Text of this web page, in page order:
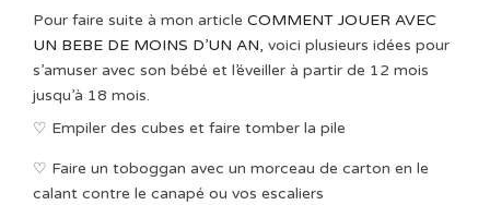
Pour faire suite à mon article COMMENT JOUER AVEC
UN BEBE DE MOINS D’UN AN, voici plusieurs idées pour
s’amuser avec son bébé et l’éveiller à partir de 12 mois
jusqu’à 18 mois.
♡ Empiler des cubes et faire tomber la pile
♡ Faire un toboggan avec un morceau de carton en le
calant contre le canapé ou vos escaliers